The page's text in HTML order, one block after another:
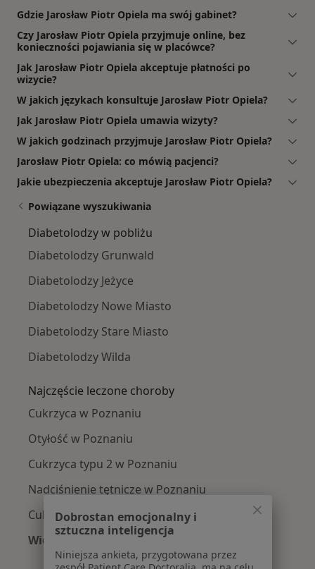
Gdzie Jarosław Piotr Opiela ma swój gabinet?
Czy Jarosław Piotr Opiela przyjmuje online, bez
konieczności pojawiania się w placówce?
Jak Jarosław Piotr Opiela akceptuje płatności po
wizycie?
W jakich językach konsultuje Jarosław Piotr Opiela?
Jak Jarosław Piotr Opiela umawia wizyty?
W jakich godzinach przyjmuje Jarosław Piotr Opiela?
Jarosław Piotr Opiela: co mówią pacjenci?
Jakie ubezpieczenia akceptuje Jarosław Piotr Opiela?
Powiązane wyszukiwania
Diabetolodzy w pobliżu
Diabetolodzy Grunwald
Diabetolodzy Jeżyce
Diabetolodzy Nowe Miasto
Diabetolodzy Stare Miasto
Diabetolodzy Wilda
Najczęście leczone choroby
Cukrzyca w Poznaniu
Otyłość w Poznaniu
Cukrzyca typu 2 w Poznaniu
Nadciśnienie tętnicze w Poznaniu
Cukrzyca typu 1 w Poznaniu
Więcej (15)
Więcej w kategorii: Najczęście leczone
Dobrostan emocjonalny i
sztuczna inteligencja
Niniejsza ankieta, przygotowana przez